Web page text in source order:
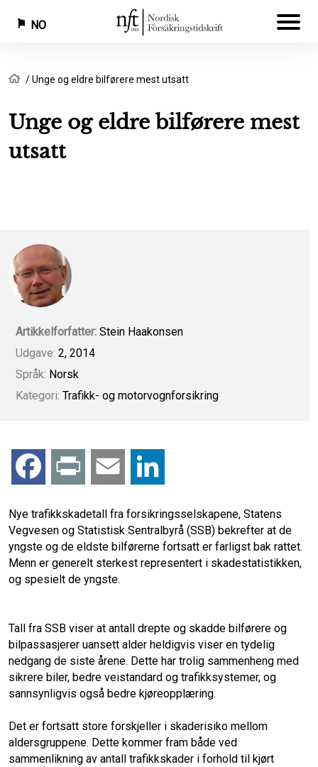
Hopp
hovedinnhold
NO
Navigasjonssti
Hjem
Unge og eldre bilførere mest utsatt
Unge og eldre bilførere mest
utsatt
Artikkelforfatter: Stein Haakonsen
Udgave: 2, 2014
Språk: Norsk
Kategori: Trafikk- og motorvognforsikring
c
e
o
o
i
n
a
i
n
k
d
n
Nye trafikkskadetall fra forsikringsselskapene, Statens
Vegvesen og Statistisk Sentralbyrå (SSB) bekrefter at de
yngste og de eldste bilførerne fortsatt er farligst bak rattet.
Menn er generelt sterkest representert i skadestatistikken,
og spesielt de yngste.
Tall fra SSB viser at antall drepte og skadde bilførere og
bilpassasjerer uansett alder heldigvis viser en tydelig
nedgang de siste årene. Dette har trolig sammenheng med
sikrere biler, bedre veistandard og trafikksystemer, og
sannsynligvis også bedre kjøreopplæring.
Det er fortsatt store forskjeller i skaderisiko mellom
aldersgruppene. Dette kommer fram både ved
sammenlikning av antall trafikkskader i forhold til kjørt